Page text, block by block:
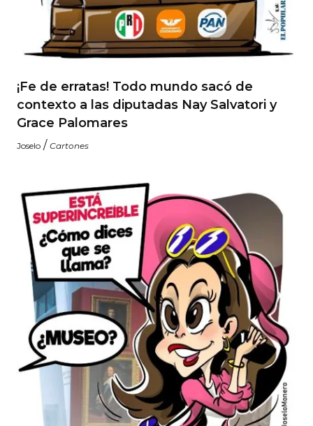
¡Fe de erratas! Todo mundo sacó de
contexto a las diputadas Nay Salvatori y
Grace Palomares
Joselo / Cartones